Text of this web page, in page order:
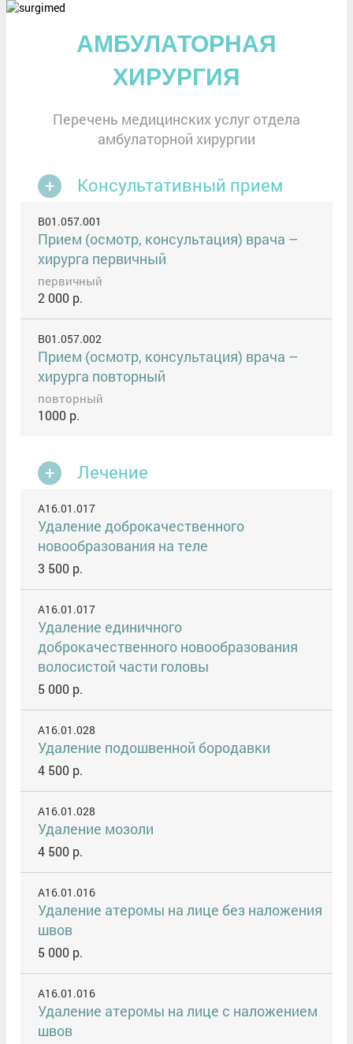
АМБУЛАТОРНАЯ
ХИРУРГИЯ
Перечень медицинских услуг отдела
амбулаторной хирургии
Консультативный прием
В01.057.001
Прием (осмотр, консультация) врача –
хирурга первичный
первичный
2 000 р.
В01.057.002
Прием (осмотр, консультация) врача –
хирурга повторный
повторный
1000 р.
Лечение
A16.01.017
Удаление доброкачественного
новообразования на теле
3 500 р.
A16.01.017
Удаление единичного
доброкачественного новообразования
волосистой части головы
5 000 р.
A16.01.028
Удаление подошвенной бородавки
4 500 р.
A16.01.028
Удаление мозоли
4 500 р.
A16.01.016
Удаление атеромы на лице без наложения
швов
5 000 р.
A16.01.016
Удаление атеромы на лице с наложением
швов